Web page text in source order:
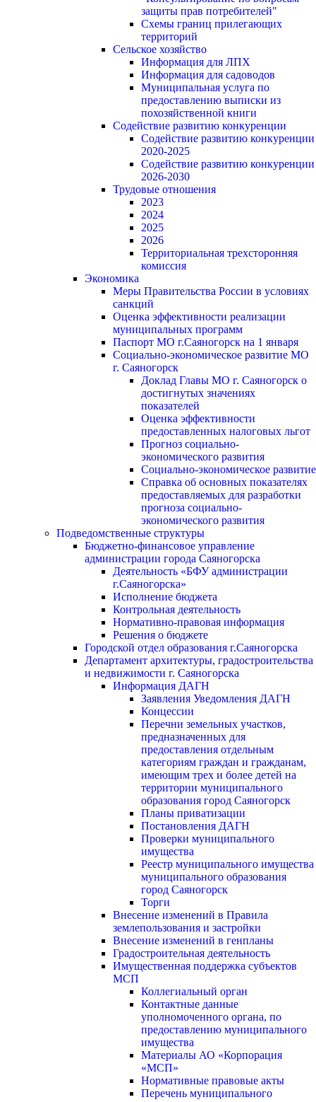
защиты прав потребителей"
Схемы границ прилегающих
территорий
Сельское хозяйство
Информация для ЛПХ
Информация для садоводов
Муниципальная услуга по
предоставлению выписки из
похозяйственной книги
Содействие развитию конкуренции
Содействие развитию конкуренции
2020-2025
Содействие развитию конкуренции
2026-2030
Трудовые отношения
2023
2024
2025
2026
Территориальная трехсторонняя
комиссия
Экономика
Меры Правительства России в условиях
санкций
Оценка эффективности реализации
муниципальных программ
Паспорт МО г.Саяногорск на 1 января
Социально-экономическое развитие МО
г. Саяногорск
Доклад Главы МО г. Саяногорск о
достигнутых значениях
показателей
Оценка эффективности
предоставленных налоговых льгот
Прогноз социально-
экономического развития
Социально-экономическое развитие
Справка об основных показателях
предоставляемых для разработки
прогноза социально-
экономического развития
Подведомственные структуры
Бюджетно-финансовое управление
администрации города Саяногорска
Деятельность «БФУ администрации
г.Саяногорска»
Исполнение бюджета
Контрольная деятельность
Нормативно-правовая информация
Решения о бюджете
Городской отдел образования г.Саяногорска
Департамент архитектуры, градостроительства
и недвижимости г. Саяногорска
Информация ДАГН
Заявления Уведомления ДАГН
Концессии
Перечни земельных участков,
предназначенных для
предоставления отдельным
категориям граждан и гражданам,
имеющим трех и более детей на
территории муниципального
образования город Саяногорск
Планы приватизации
Постановления ДАГН
Проверки муниципального
имущества
Реестр муниципального имущества
муниципального образования
город Саяногорск
Торги
Внесение изменений в Правила
землепользования и застройки
Внесение изменений в генпланы
Градостроительная деятельность
Имущественная поддержка субъектов
МСП
Коллегиальный орган
Контактные данные
уполномоченного органа, по
предоставлению муниципального
имущества
Материалы АО «Корпорация
«МСП»
Нормативные правовые акты
Перечень муниципального